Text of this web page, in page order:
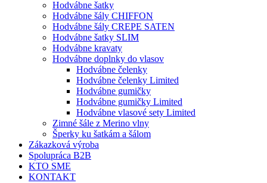
Hodvábne šatky
Hodvábne šály CHIFFON
Hodvábne šály CREPE SATEN
Hodvábne šatky SLIM
Hodvábne kravaty
Hodvábne doplnky do vlasov
Hodvábne čelenky
Hodvábne čelenky Limited
Hodvábne gumičky
Hodvábne gumičky Limited
Hodvábne vlasové sety Limited
Zimné šále z Merino vlny
Šperky ku šatkám a šálom
Zákazková výroba
Spolupráca B2B
KTO SME
KONTAKT